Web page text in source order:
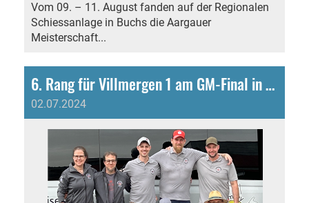
Vom 09. – 11. August fanden auf der Regionalen
Schiessanlage in Buchs die Aargauer
Meisterschaft...
6. Rang für Villmergen 1 am GM-Final in Thun
02.07.2024